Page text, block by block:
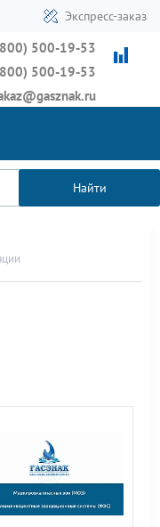
Экспресс-заказ
500-19-53
500-19-53
Найти